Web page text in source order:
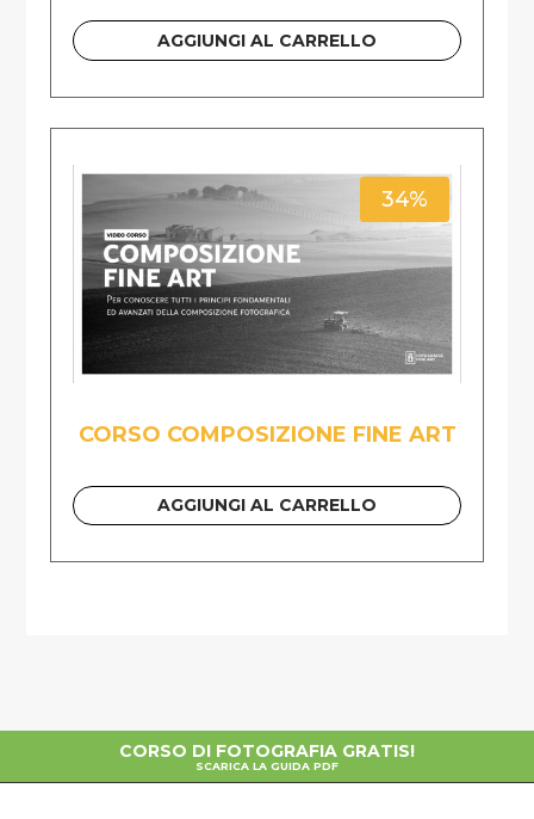
AGGIUNGI AL CARRELLO
34%
CORSO COMPOSIZIONE FINE ART
AGGIUNGI AL CARRELLO
CORSO DI FOTOGRAFIA GRATIS!
SCARICA LA GUIDA PDF